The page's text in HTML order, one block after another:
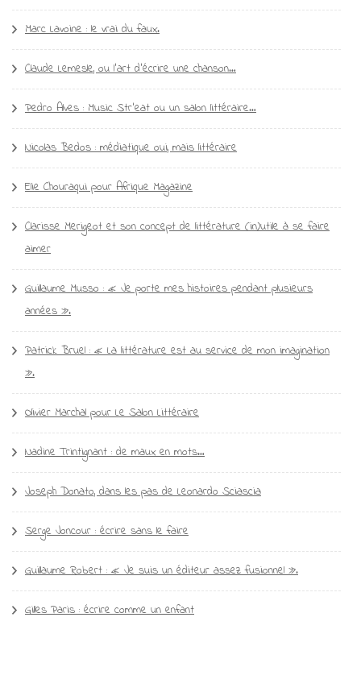
Marc Lavoine : le vrai du faux.
Claude Lemesle, ou l’art d’écrire une chanson…
Pedro Alves : Music Str’eat ou un salon littéraire…
Nicolas Bedos : médiatique oui, mais littéraire
Elie Chouraqui pour Afrique Magazine
Clarisse Merigeot et son concept de littérature (in)utile à se faire
aimer
Guillaume Musso : « Je porte mes histoires pendant plusieurs
années ».
Patrick Bruel : « La littérature est au service de mon imagination
».
Olivier Marchal pour Le Salon Littéraire
Nadine Trintignant : de maux en mots…
Joseph Donato, dans les pas de Leonardo Sciascia
Serge Joncour : écrire sans le faire
Guillaume Robert : « Je suis un éditeur assez fusionnel ».
Gilles Paris : écrire comme un enfant